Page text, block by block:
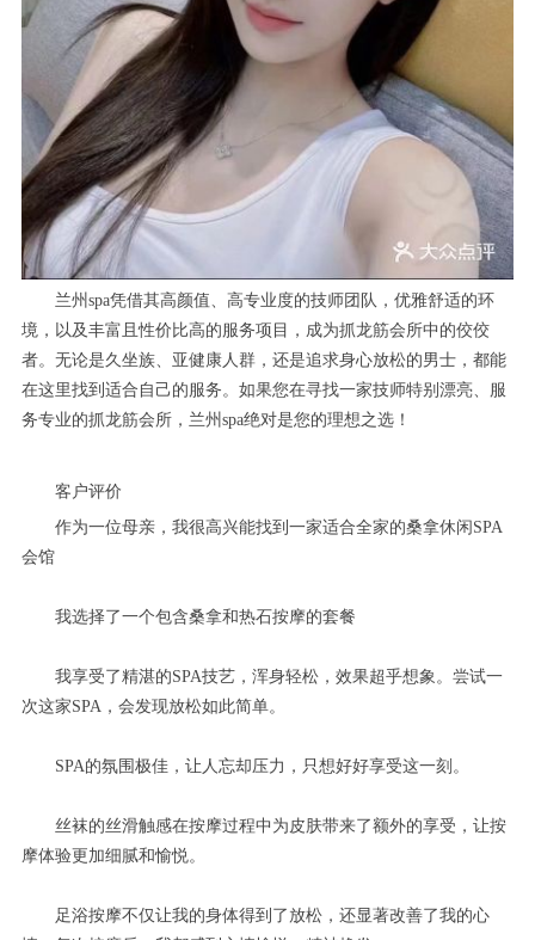
兰州spa凭借其高颜值、高专业度的技师团队，优雅舒适的环
境，以及丰富且性价比高的服务项目，成为抓龙筋会所中的佼佼
者。无论是久坐族、亚健康人群，还是追求身心放松的男士，都能
在这里找到适合自己的服务。如果您在寻找一家技师特别漂亮、服
务专业的抓龙筋会所，兰州spa绝对是您的理想之选！
客户评价
作为一位母亲，我很高兴能找到一家适合全家的桑拿休闲SPA
会馆
我选择了一个包含桑拿和热石按摩的套餐
我享受了精湛的SPA技艺，浑身轻松，效果超乎想象。尝试一
次这家SPA，会发现放松如此简单。
SPA的氛围极佳，让人忘却压力，只想好好享受这一刻。
丝袜的丝滑触感在按摩过程中为皮肤带来了额外的享受，让按
摩体验更加细腻和愉悦。
足浴按摩不仅让我的身体得到了放松，还显著改善了我的心